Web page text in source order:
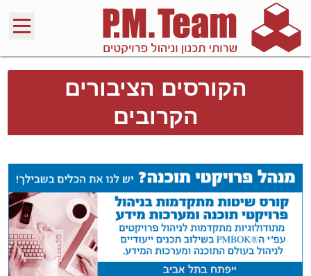
הקורסים הציבורים
הקרובים